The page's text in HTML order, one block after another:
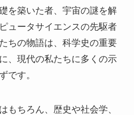
を築いた者、宇宙の謎を解
ュータサイエンスの先駆者
ちの物語は、科学史の重要
、現代の私たちに多くの示
です。
もちろん、歴史や社会学、